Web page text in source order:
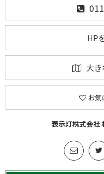
HP
大
お
表示灯株式会社